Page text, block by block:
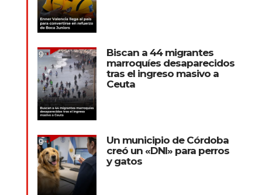
Biscan a 44 migrantes
marroquíes desaparecidos
tras el ingreso masivo a
Ceuta
Un municipio de Córdoba
creó un «DNI» para perros
y gatos